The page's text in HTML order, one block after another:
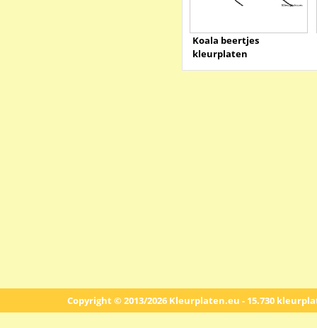
Koala beertjes
kleurplaten
Copyright © 2013/2026 Kleurplaten.eu - 15.730